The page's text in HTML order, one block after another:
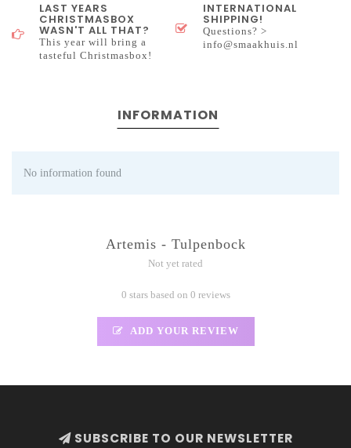
LAST YEARS
CHRISTMASBOX
WASN'T ALL THAT?
This year will bring a
tasteful Christmasbox!
INTERNATIONAL
SHIPPING!
Questions? >
info@smaakhuis.nl
INFORMATION
No information found
Artemis - Tulpenbock
Not yet rated
0 stars based on 0 reviews
ADD YOUR REVIEW
SUBSCRIBE TO OUR NEWSLETTER